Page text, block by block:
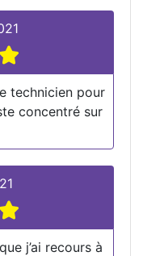
technicien pour
concentré sur
j’ai recours à